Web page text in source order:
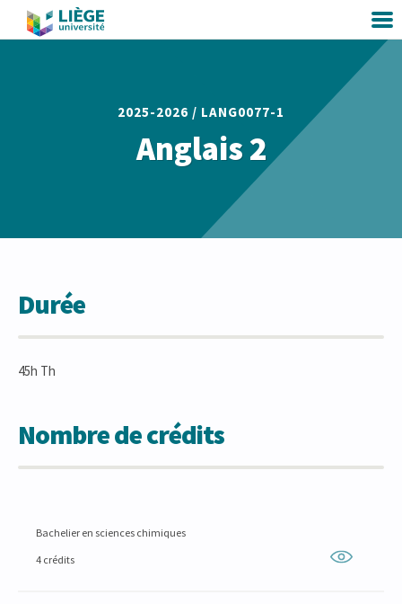
2025-2026 / LANG0077-1
Anglais 2
Durée
45h Th
Nombre de crédits
Bachelier en sciences chimiques
4 crédits